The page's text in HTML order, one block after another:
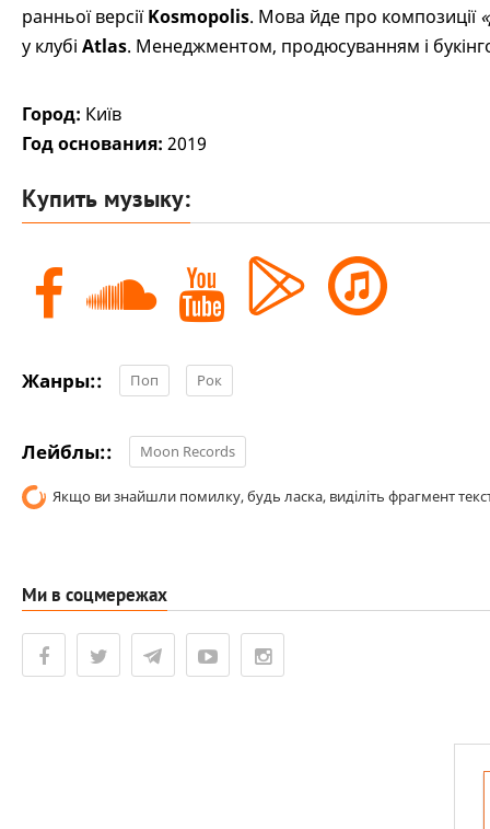
ранньої версіїKosmopolis. Мова йде про композиції
у клубі Atlas. Менеджментом, продюсуванням і
Город: Київ
Год основания: 2019
Купить музыку:
Жанры:: Поп Рок
Лейблы:: Moon Records
Якщо ви знайшли помилку, будь ласка, виділіть фрагмент
Ми в соцмережах